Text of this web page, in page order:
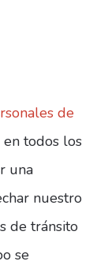
de
en todos los
una
nuestro
de tránsito
se